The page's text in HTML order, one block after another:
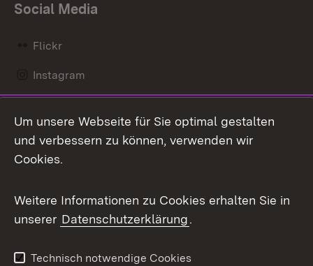
Social Media
Flickr
Instagram
Mastodon
Messenger
Social Wall
X / Twitter
Youtube
Um unsere Webseite für Sie optimal gestalten
und verbessern zu können, verwenden wir
Cookies.
Weitere Informationen zu Cookies erhalten Sie in
unserer Datenschutzerklärung.
Technisch notwendige Cookies